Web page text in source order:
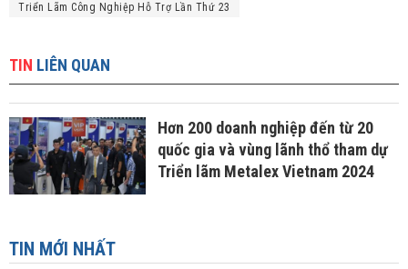
Triển Lãm Công Nghiệp Hỗ Trợ Lần Thứ 23
TIN LIÊN QUAN
Hơn 200 doanh nghiệp đến từ 20
quốc gia và vùng lãnh thổ tham dự
Triển lãm Metalex Vietnam 2024
TIN MỚI NHẤT